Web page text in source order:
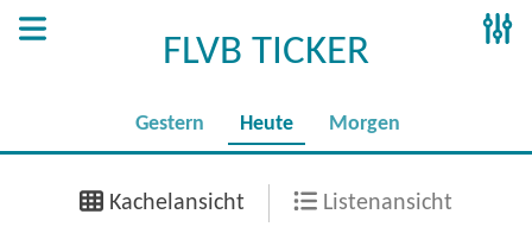
FLVB TICKER
Gestern Heute Morgen
Kachelansicht Listenansicht